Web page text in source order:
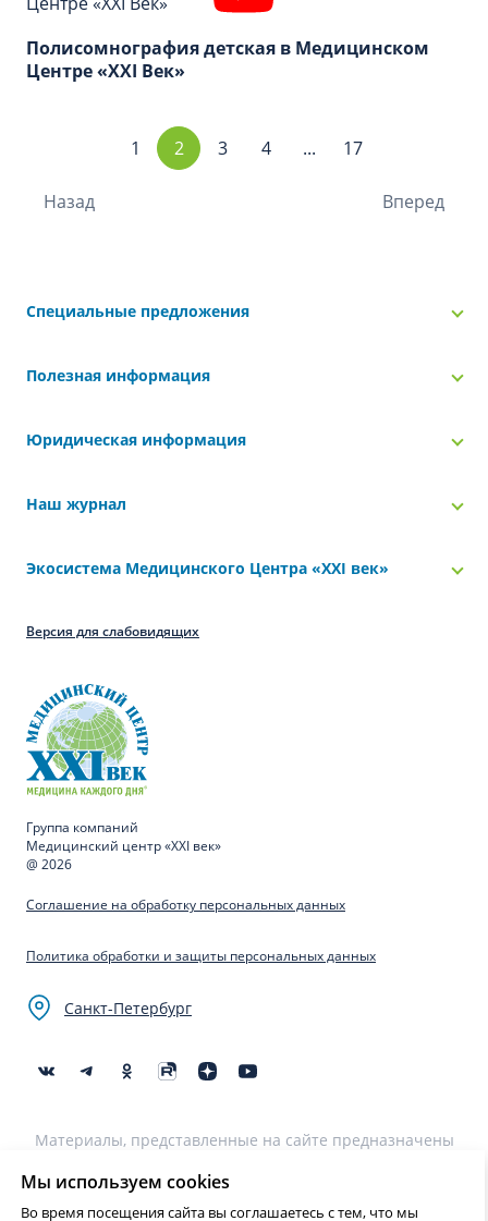
Полисомнография детская в Медицинском
Центре «XXI Век»
Назад
1 2 3 4 ... 17
Вперед
Специальные предложения
Полезная информация
Юридическая информация
Наш журнал
Экосистема Медицинского Центра «‎XXI век»
Версия для слабовидящих
Группа компаний
Медицинский центр «XXI век»
@ 2026
Соглашение на обработку персональных данных
Политика обработки и защиты персональных данных
Санкт-Петербург
Материалы, представленные на сайте предназначены
использованы для постановки диагноза, назначения
лечения и не являются медицинскими рекомендациями.
Мы используем cookies
Во время посещения сайта вы соглашаетесь с тем, что мы